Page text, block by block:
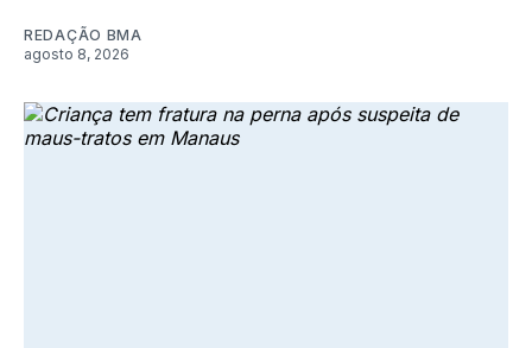
REDAÇÃO BMA
agosto 8, 2026